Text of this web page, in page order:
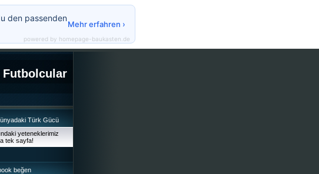
Futbolcular
Türk Gücü
yeteneklerimiz
tek sayfa!
beğen
den passenden
Mehr erfahren ›
powered by homepage-baukasten.de